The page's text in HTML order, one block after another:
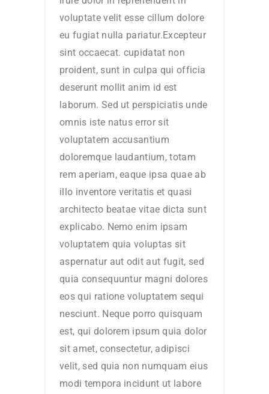
voluptate velit esse cillum dolore
eu fugiat nulla pariatur.Excepteur
sint occaecat. cupidatat non
proident, sunt in culpa qui officia
deserunt mollit anim id est
laborum. Sed ut perspiciatis unde
omnis iste natus error sit
voluptatem accusantium
doloremque laudantium, totam
rem aperiam, eaque ipsa quae ab
illo inventore veritatis et quasi
architecto beatae vitae dicta sunt
explicabo. Nemo enim ipsam
voluptatem quia voluptas sit
aspernatur aut odit aut fugit, sed
quia consequuntur magni dolores
eos qui ratione voluptatem sequi
nesciunt. Neque porro quisquam
est, qui dolorem ipsum quia dolor
sit amet, consectetur, adipisci
velit, sed quia non numquam eius
modi tempora incidunt ut labore